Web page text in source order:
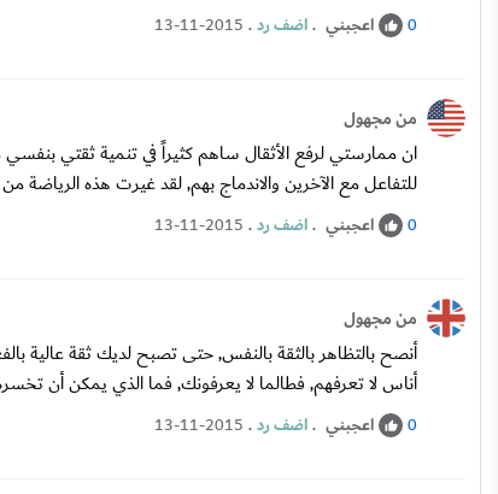
0 اعجبني .اضف رد.
13-11-2015
من مجهول
ان ممارستي لرفع الأثقال ساهم كثيراً في تنمية ثقتي
للتفاعل مع الآخرين والاندماج بهم, لقد غيرت هذه الرياضة من
0 اعجبني .اضف رد.
13-11-2015
من مجهول
أنصح بالتظاهر بالثقة بالنفس, حتى تصبح لديك ثقة
أناس لا تعرفهم, فطالما لا يعرفونك, فما الذي يمكن أن
0 اعجبني .اضف رد.
13-11-2015